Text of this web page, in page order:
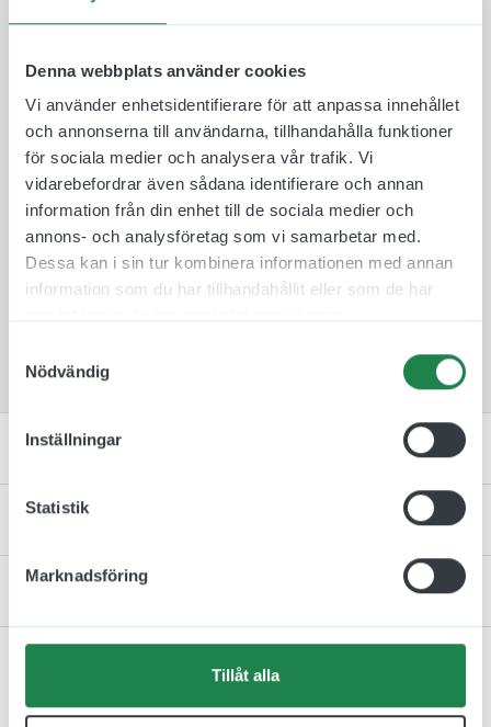
Denna webbplats använder cookies
Vi använder enhetsidentifierare för att anpassa innehållet
och annonserna till användarna, tillhandahålla funktioner
för sociala medier och analysera vår trafik. Vi
vidarebefordrar även sådana identifierare och annan
information från din enhet till de sociala medier och
annons- och analysföretag som vi samarbetar med.
Dessa kan i sin tur kombinera informationen med annan
information som du har tillhandahållit eller som de har
Nödvändig
Inställningar
Statistik
Marknadsföring
Tillåt alla
Plastskyltarna finns i 10 olika färger att välja
Skylten monteras därefter på en medföljande
väggkonsol som skruvas fast med medföljande
skruv och plugg. Tack vare denna fästmetod så är
skulle byta plats.
Flaggskylten Nattentré en skylt som passar för
Specifikation
Monteringsinstruktion
Kontakta oss